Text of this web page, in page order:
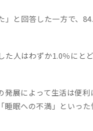
」と回答した一方で、
た人はわずか1.0％にと
発展によって生活は便利
睡眠への不満」といった